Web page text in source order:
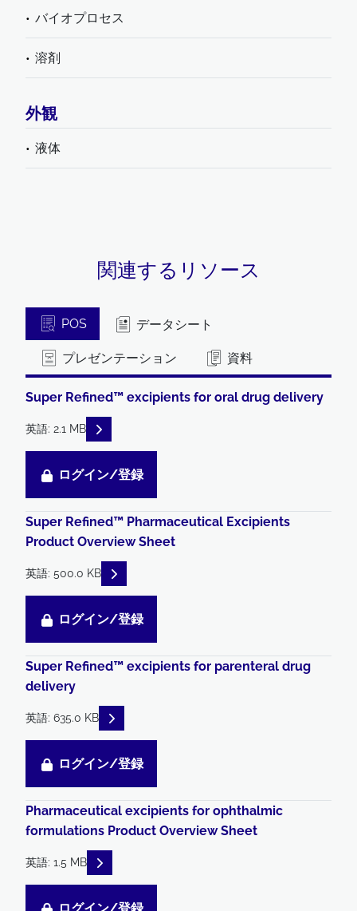
バイオプロセス
溶剤
外観
液体
関連するリソース
POS データシート
プレゼンテーション 資料
Super Refined™ excipients for oral drug delivery
英語: 2.1 MB READ DESCRIPTIONS
ログイン/登録
Super Refined™ Pharmaceutical Excipients
Product Overview Sheet
英語: 500.0 KB READ DESCRIPTIONS
ログイン/登録
Super Refined™ excipients for parenteral drug
delivery
英語: 635.0 KB READ DESCRIPTIONS
ログイン/登録
Pharmaceutical excipients for ophthalmic
formulations Product Overview Sheet
英語: 1.5 MB READ DESCRIPTIONS